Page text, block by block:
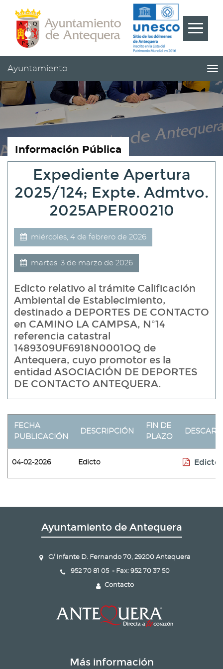
Cabecera
Pie
Menú
???
|
Ayuntamiento
Información Pública
Expediente Apertura
2025/124; Expte. Admtvo.
2025APER00210
miércoles, 4 de febrero de 2026
martes, 3 de marzo de 2026
Edicto relativo al trámite Calificación
Ambiental de Establecimiento,
destinado a DEPORTES DE CONTACTO
en CAMINO LA CAMPSA, Nº14
referencia catastral
1489309UF6918N0001OQ de
Antequera, cuyo promotor es la
entidad ASOCIACIÓN DE DEPORTES
DE CONTACTO ANTEQUERA.
FECHA
PUBLICACIÓN
DESCRIPCIÓN
FIN DE
PLAZO
04-02-2026 Edicto Edicto
Ayuntamiento de Antequera
C/ Infante D. Fernando 70, 29200 Antequera
952 70 81 05 - Fax: 952 70 37 50
Contacto
Más información